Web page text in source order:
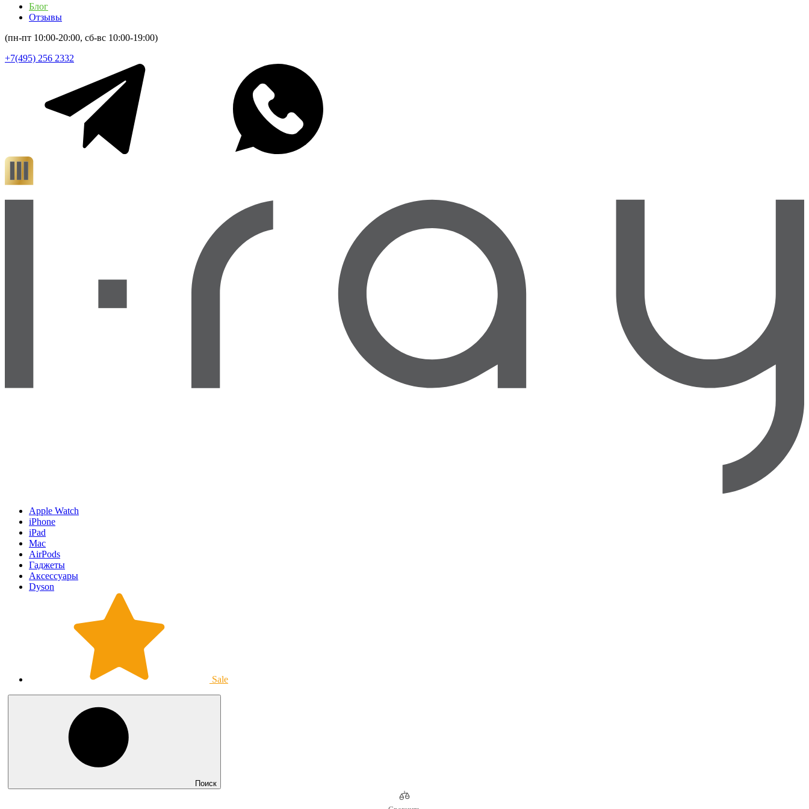
Блог
Отзывы
(пн-пт 10:00-20:00, сб-вс 10:00-19:00)
+7(495) 256 2332
Apple Watch
iPhone
iPad
Mac
AirPods
Гаджеты
Аксессуары
Dyson
Sale
Поиск